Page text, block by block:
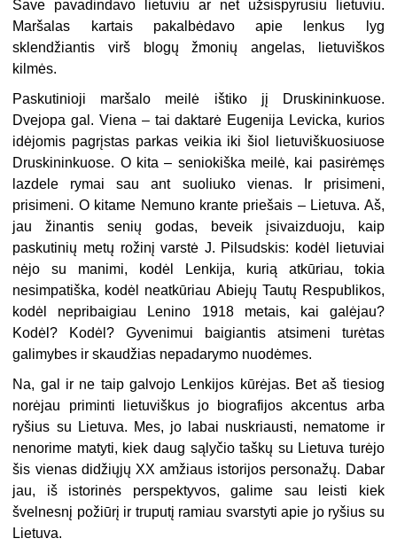
Save pavadindavo lietuviu ar net užsispyrusiu lietuviu.
Maršalas kartais pakalbėdavo apie lenkus lyg
sklendžiantis virš blogų žmonių angelas, lietuviškos
kilmės.
Paskutinioji maršalo meilė ištiko jį Druskininkuose.
Dvejopa gal. Viena – tai daktarė Eugenija Levicka, kurios
idėjomis pagrįstas parkas veikia iki šiol lietuviškuosiuose
Druskininkuose. O kita – seniokiška meilė, kai pasirėmęs
lazdele rymai sau ant suoliuko vienas. Ir prisimeni,
prisimeni. O kitame Nemuno krante priešais – Lietuva. Aš,
jau žinantis senių godas, beveik įsivaizduoju, kaip
paskutinių metų rožinį varstė J. Pilsudskis: kodėl lietuviai
nėjo su manimi, kodėl Lenkija, kurią atkūriau, tokia
nesimpatiška, kodėl neatkūriau Abiejų Tautų Respublikos,
kodėl nepribaigiau Lenino 1918 metais, kai galėjau?
Kodėl? Kodėl? Gyvenimui baigiantis atsimeni turėtas
galimybes ir skaudžias nepadarymo nuodėmes.
Na, gal ir ne taip galvojo Lenkijos kūrėjas. Bet aš tiesiog
norėjau priminti lietuviškus jo biografijos akcentus arba
ryšius su Lietuva. Mes, jo labai nuskriausti, nematome ir
nenorime matyti, kiek daug sąlyčio taškų su Lietuva turėjo
šis vienas didžiųjų XX amžiaus istorijos personažų. Dabar
jau, iš istorinės perspektyvos, galime sau leisti kiek
švelnesnį požiūrį ir truputį ramiau svarstyti apie jo ryšius su
Lietuva.